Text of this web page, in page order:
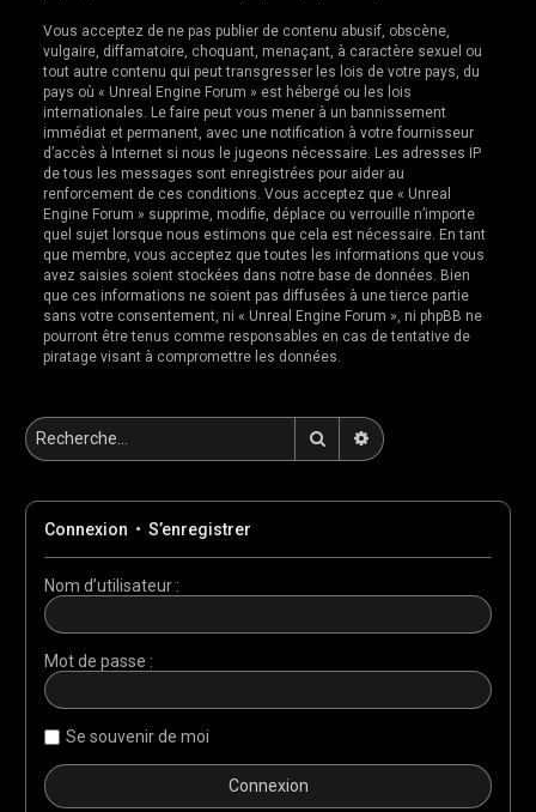
Vous acceptez de ne pas publier de contenu abusif, obscène,
vulgaire, diffamatoire, choquant, menaçant, à caractère sexuel ou
tout autre contenu qui peut transgresser les lois de votre pays, du
pays où « Unreal Engine Forum » est hébergé ou les lois
internationales. Le faire peut vous mener à un bannissement
immédiat et permanent, avec une notification à votre fournisseur
d’accès à Internet si nous le jugeons nécessaire. Les adresses IP
de tous les messages sont enregistrées pour aider au
renforcement de ces conditions. Vous acceptez que « Unreal
Engine Forum » supprime, modifie, déplace ou verrouille n’importe
quel sujet lorsque nous estimons que cela est nécessaire. En tant
que membre, vous acceptez que toutes les informations que vous
avez saisies soient stockées dans notre base de données. Bien
que ces informations ne soient pas diffusées à une tierce partie
sans votre consentement, ni « Unreal Engine Forum », ni phpBB ne
pourront être tenus comme responsables en cas de tentative de
piratage visant à compromettre les données.
RechercherRecherche avancée
Connexion •S’enregistrer
Nom d’utilisateur :
Mot de passe :
Se souvenir de moi